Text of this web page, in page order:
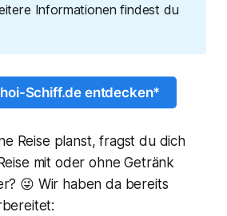
Informationen findest du
Schiff.de entdecken*
Reise planst, fragst du dich
mit oder ohne Getränk
😜 Wir haben da bereits